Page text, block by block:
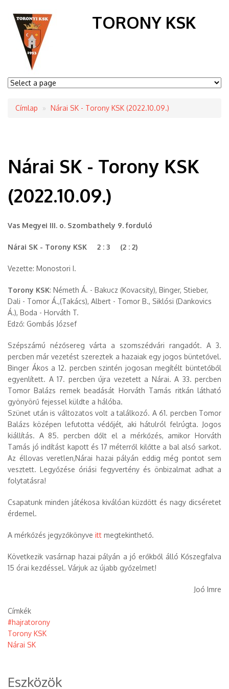
TORONY KSK
Morzsa
Címlap Nárai SK - Torony KSK (2022.10.09.)
Nárai SK - Torony KSK
(2022.10.09.)
Vas Megyei III. o. Szombathely 9. forduló
Nárai SK - Torony KSK 2 : 3 (2 : 2)
Vezette: Monostori I.
Torony KSK: Németh Á. - Bakucz (Kovacsity), Binger, Stieber,
Dali - Tomor Á.,(Takács), Albert - Tomor B., Siklósi (Dankovics
Á.), Boda - Horváth T.
Edző: Gombás József
Szépszámú nézősereg várta a szomszédvári rangadót. A 3.
percben már vezetést szereztek a hazaiak egy jogos büntetővel.
Binger Ákos a 12. percben szintén jogosan megítélt büntetőből
egyenlített. A 17. percben újra vezetett a Nárai. A 33. percben
Tomor Balázs remek beadását Horváth Tamás ritkán látható
gyönyörű fejessel küldte a hálóba.
Szünet után is változatos volt a találkozó. A 61. percben Tomor
Balázs középen lefutotta védőjét, aki hátulról felrúgta. Jogos
kiállítás. A 85. percben dőlt el a mérkőzés, amikor Horváth
Tamás jó indítást kapott és 17 méterről kilőtte a bal alsó sarkot.
Az éllovas veretlen,Nárai hazai pályán eddig még pontot sem
vesztett. Legyőzése óriási fegyvertény és önbizalmat adhat a
folytatásra!
Csapatunk minden játékosa kiválóan küzdött és nagy dicséretet
érdemel.
A mérkőzés jegyzőkönyve itt megtekinthető.
Következik vasárnap hazai pályán a jó erőkből álló Kőszegfalva
15 órai kezdéssel. Várjuk az újabb győzelmet!
Joó Imre
Címkék
#hajratorony
Torony KSK
Nárai SK
Eszközök